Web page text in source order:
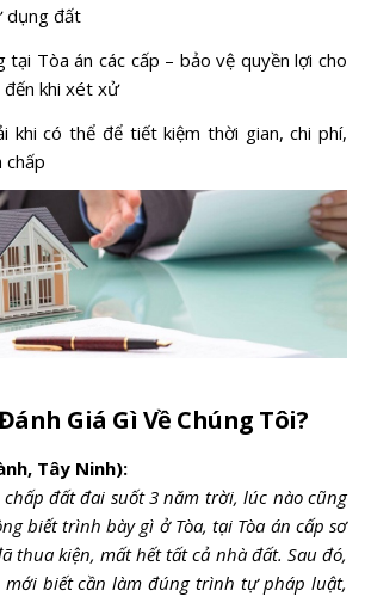
dụng đất
Tòa án các cấp – bảo vệ quyền lợi cho
khi xét xử
khi có thể để tiết kiệm thời gian, chi phí,
chấp
Giá Gì Về Chúng Tôi?
Tây Ninh):
đất đai suốt 3 năm trời, lúc nào cũng
biết trình bày gì ở Tòa, tại Tòa án cấp sơ
thua kiện, mất hết tất cả nhà đất. Sau đó,
mới biết cần làm đúng trình tự pháp luật,